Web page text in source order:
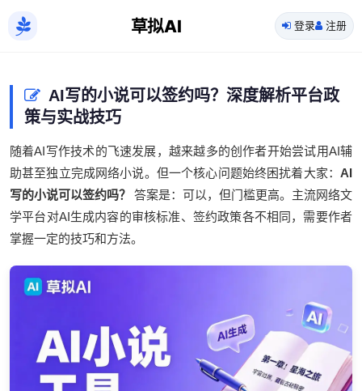
草拟AI 登录 注册
AI写的小说可以签约吗？深度解析平台政
策与实战技巧
随着AI写作技术的飞速发展，越来越多的创作者开始尝试用AI辅
助甚至独立完成网络小说。但一个核心问题始终困扰着大家： AI
写的小说可以签约吗？
答案是：可以，但门槛更高。主流网络文
学平台对AI生成内容的审核标准、签约政策各不相同，需要作者
掌握一定的技巧和方法。